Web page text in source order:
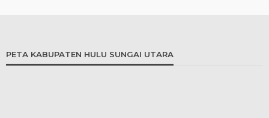
PETA KABUPATEN HULU SUNGAI UTARA